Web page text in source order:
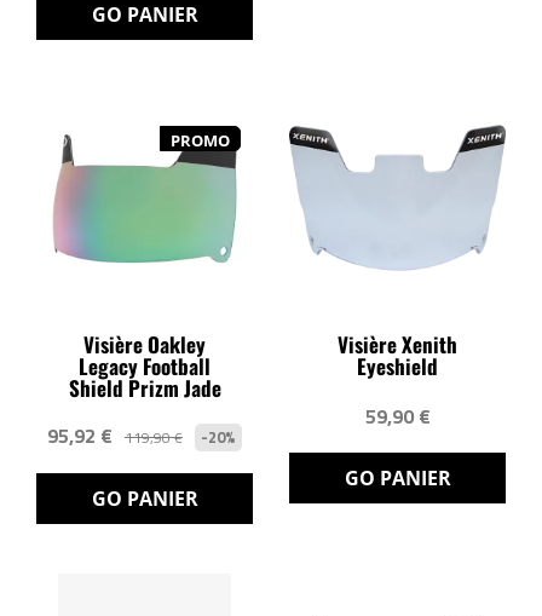
GO PANIER
PROMO
Visière Oakley
Legacy Football
Shield Prizm Jade
95,92 € 119,90 € -20%
GO PANIER
Visière Xenith
Eyeshield
59,90 €
GO PANIER